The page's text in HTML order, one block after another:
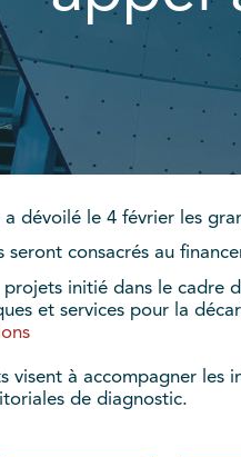
a dévoilé le 4 février les
seront consacrés au
projets initié dans le cadre
et services pour la
visent à accompagner
de diagnostic.